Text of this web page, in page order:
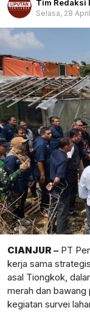
Tim Redaksi
Selasa, 28
CIANJUR– PT
kerja sama
asal Tiongkok,
merah dan bawang
kegiatan survei